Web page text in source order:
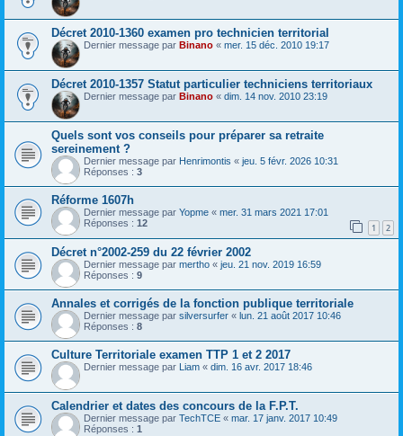
Décret 2010-1360 examen pro technicien territorial
Dernier message par Binano « mer. 15 déc. 2010 19:17
Décret 2010-1357 Statut particulier techniciens territoriaux
Dernier message par Binano « dim. 14 nov. 2010 23:19
Quels sont vos conseils pour préparer sa retraite
sereinement ?
Dernier message par Henrimontis « jeu. 5 févr. 2026 10:31
Réponses : 3
Réforme 1607h
Dernier message par Yopme « mer. 31 mars 2021 17:01
Réponses : 12 1 2
Décret n°2002-259 du 22 février 2002
Dernier message par mertho « jeu. 21 nov. 2019 16:59
Réponses : 9
Annales et corrigés de la fonction publique territoriale
Dernier message par silversurfer « lun. 21 août 2017 10:46
Réponses : 8
Culture Territoriale examen TTP 1 et 2 2017
Dernier message par Liam « dim. 16 avr. 2017 18:46
Calendrier et dates des concours de la F.P.T.
Dernier message par TechTCE « mar. 17 janv. 2017 10:49
Réponses : 1